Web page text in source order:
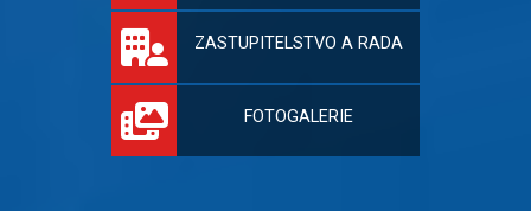
ZASTUPITELSTVO A RADA
FOTOGALERIE